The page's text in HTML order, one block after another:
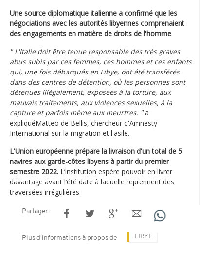
Une source diplomatique italienne a confirmé que les
négociations avec les autorités libyennes comprenaient
des engagements en matière de droits de l'homme.
" L'Italie doit être tenue responsable des très graves
abus subis par ces femmes, ces hommes et ces enfants
qui, une fois débarqués en Libye, ont été transférés
dans des centres de détention, où les personnes sont
détenues illégalement, exposées à la torture, aux
mauvais traitements, aux violences sexuelles, à la
capture et parfois même aux meurtres. "a
expliquéMatteo de Bellis, chercheur d'Amnesty
International sur la migration et l'asile.
L'Union européenne prépare la livraison d'un total de 5
navires aux garde-côtes libyens à partir du premier
semestre 2022. L’institution espère pouvoir en livrer
davantage avant l’été date à laquelle reprennent des
traversées irrégulières.
Partager
Plus d'informations à propos de LIBYE